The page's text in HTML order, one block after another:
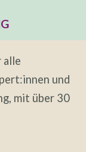
alle
und
mit über 30